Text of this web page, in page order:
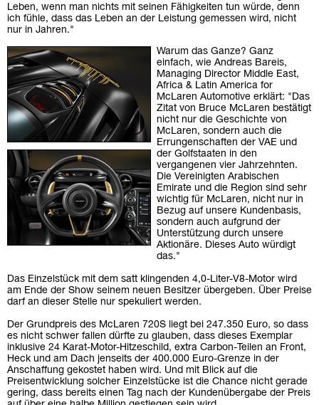
Leben, wenn man nichts mit seinen Fähigkeiten tun würde, denn
ich fühle, dass das Leben an der Leistung gemessen wird, nicht
nur in Jahren."
Warum das Ganze? Ganz
einfach, wie Andreas Bareis,
Managing Director Middle East,
Africa & Latin America for
McLaren Automotive erklärt: "Das
Zitat von Bruce McLaren bestätigt
nicht nur die Geschichte von
McLaren, sondern auch die
Errungenschaften der VAE und
der Golfstaaten in den
vergangenen vier Jahrzehnten.
Die Vereinigten Arabischen
Emirate und die Region sind sehr
wichtig für McLaren, nicht nur in
Bezug auf unsere Kundenbasis,
sondern auch aufgrund der
Unterstützung durch unsere
Aktionäre. Dieses Auto würdigt
das."
Das Einzelstück mit dem satt klingenden 4,0-Liter-V8-Motor wird
am Ende der Show seinem neuen Besitzer übergeben. Über Preise
darf an dieser Stelle nur spekuliert werden.
Der Grundpreis des McLaren 720S liegt bei 247.350 Euro, so dass
es nicht schwer fallen dürfte zu glauben, dass dieses Exemplar
inklusive 24 Karat-Motor-Hitzeschild, extra Carbon-Teilen an Front,
Heck und am Dach jenseits der 400.000 Euro-Grenze in der
Anschaffung gekostet haben wird. Und mit Blick auf die
Preisentwicklung solcher Einzelstücke ist die Chance nicht gerade
gering, dass bereits einen Tag nach der Kundenübergabe der Preis